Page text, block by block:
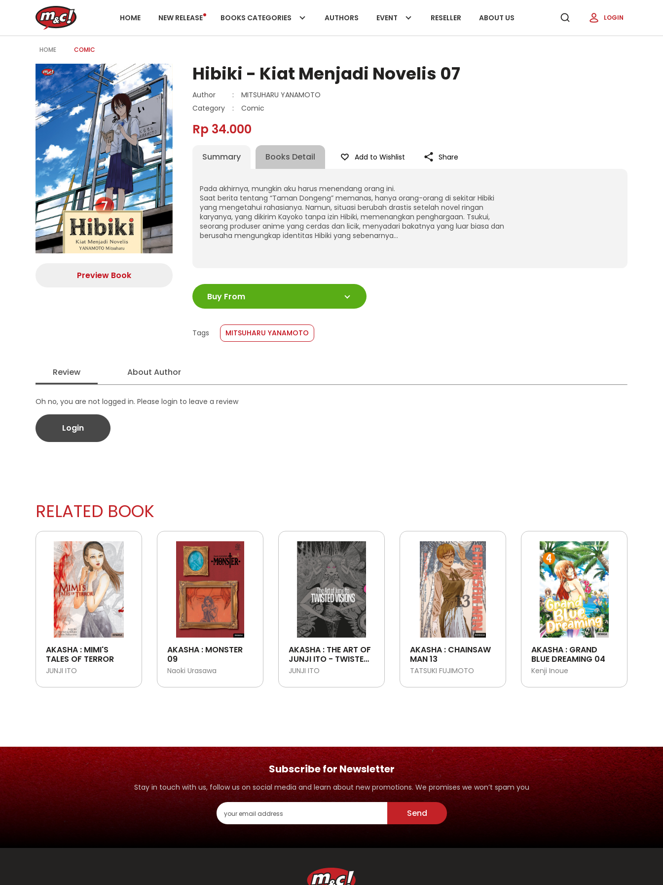
HOME NEW RELEASE BOOKS CATEGORIES AUTHORS EVENT RESELLER ABOUT US LOGIN
HOME COMIC
Preview Book
Hibiki - Kiat Menjadi Novelis 07
Author :
MITSUHARU YANAMOTO
Category
: Comic
Rp 34.000
Summary Books Detail Add to Wishlist Share
Pada akhirnya, mungkin aku harus menendang orang ini.
Saat berita tentang “Taman Dongeng” memanas, hanya orang-orang di sekitar Hibiki
yang mengetahui rahasianya. Namun, situasi berubah drastis setelah novel ringan
karyanya, yang dikirim Kayoko tanpa izin Hibiki, memenangkan penghargaan. Tsukui,
seorang produser anime yang cerdas dan licik, menyadari bakatnya yang luar biasa dan
berusaha mengungkap identitas Hibiki yang sebenarnya…
ISBN :
978-623-03-0274-9
Jumlah Halaman
Size
:
13 x 18
Published Date
:
21 April 2021
Format
: Softcover
Buy From
Tags MITSUHARU YANAMOTO
Review About Author
Oh no, you are not logged in. Please login to leave a review
Login
RELATED BOOK
AKASHA : MIMI'S
TALES OF TERROR
JUNJI ITO
AKASHA : MONSTER
09
Naoki Urasawa
AKASHA : THE ART OF
JUNJI ITO - TWISTED
VISIONS
JUNJI ITO
AKASHA : CHAINSAW
MAN 13
TATSUKI FUJIMOTO
AKASHA : GRAND
BLUE DREAMING 04
Kenji Inoue
Subscribe for Newsletter
Stay in touch with us, follow us on social media and learn about new promotions. We promises we won’t spam you
Send